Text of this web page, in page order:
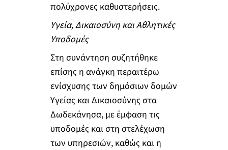
πολύχρονες καθυστερήσεις.
Υγεία, Δικαιοσύνη και Αθλητικές
Υποδομές
Στη συνάντηση συζητήθηκε
επίσης η ανάγκη περαιτέρω
ενίσχυσης των δημόσιων δομών
Υγείας και Δικαιοσύνης στα
Δωδεκάνησα, με έμφαση τις
υποδομές και στη στελέχωση
των υπηρεσιών, καθώς και η